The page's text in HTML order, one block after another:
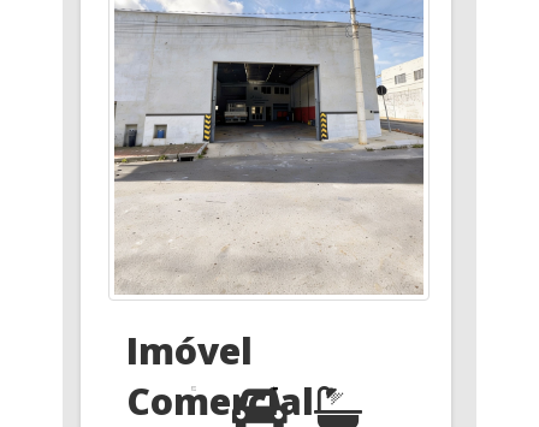
Imóvel
Comercial